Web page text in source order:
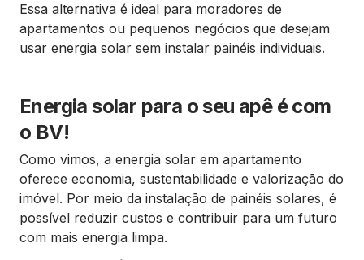
Essa alternativa é ideal para moradores de
apartamentos ou pequenos negócios que desejam
usar energia solar sem instalar painéis individuais.
Energia solar para o seu apê é com
o BV!
Como vimos, a energia solar em apartamento
oferece economia, sustentabilidade e valorização do
imóvel. Por meio da instalação de painéis solares, é
possível reduzir custos e contribuir para um futuro
com mais energia limpa.